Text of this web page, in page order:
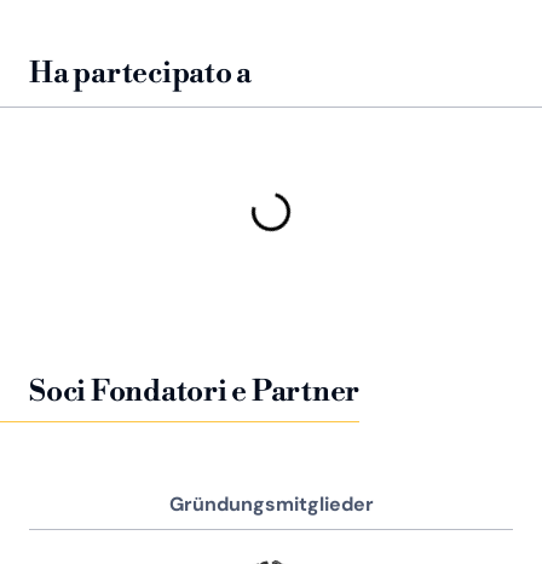
Ha partecipato a
Soci Fondatori e Partner
Gründungsmitglieder